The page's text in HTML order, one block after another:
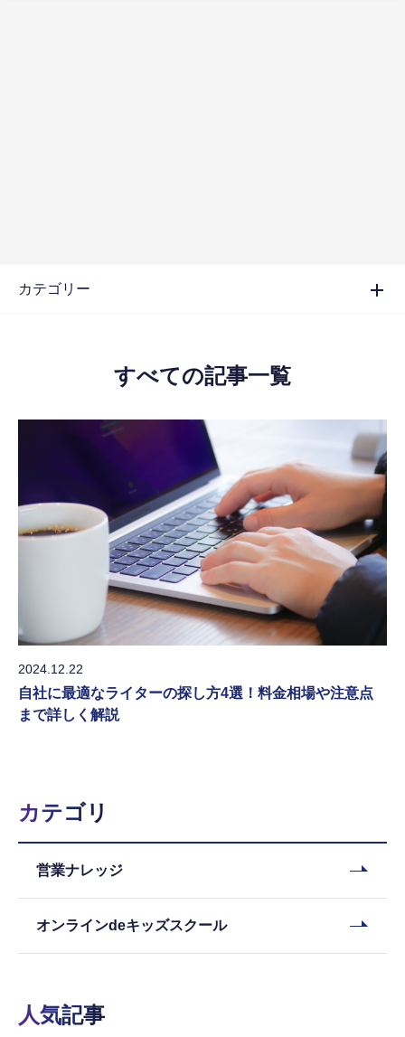
カテゴリー
すべての記事一覧
2024.12.22
自社に最適なライターの探し方4選！料金相場や注意点
まで詳しく解説
カテゴリ
営業ナレッジ
オンラインdeキッズスクール
人気記事